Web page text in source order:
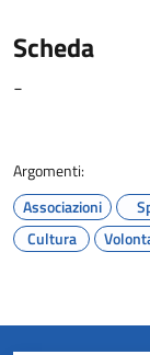
Scheda
-
Argomenti:
Associazioni
Cultura